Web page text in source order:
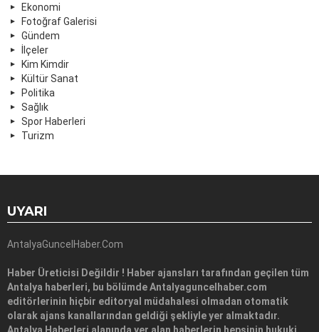
Ekonomi
Fotoğraf Galerisi
Gündem
İlçeler
Kim Kimdir
Kültür Sanat
Politika
Sağlık
Spor Haberleri
Turizm
UYARI
AntalyaGuncelHaber.Com
Haber Üreticisi Değildir ! Haber ajansları tarafından geçilen tüm
Antalya haberleri, bu bölümde Antalyaguncelhaber.com
editörlerinin hiçbir editoryal müdahalesi olmadan otomatik
olarak ajans kanallarından geldiği şekliyle yer almaktadır.